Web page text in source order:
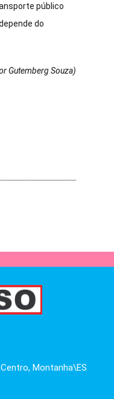
público
do
Gutemberg Souza)
Montanha\ES